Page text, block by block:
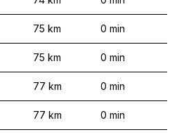
75 km 0 min
75 km 0 min
77 km 0 min
77 km 0 min